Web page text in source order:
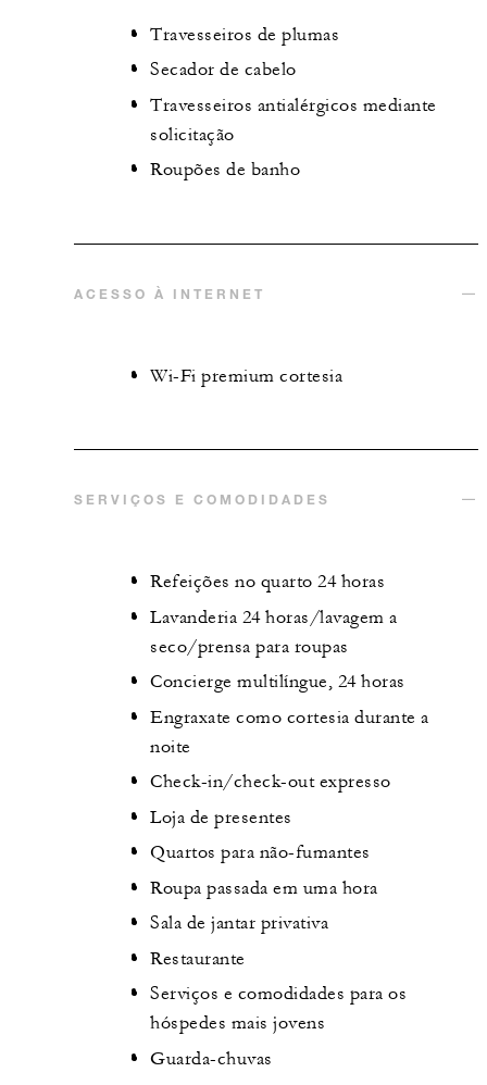
Travesseiros de plumas
Secador de cabelo
Travesseiros antialérgicos mediante
solicitação
Roupões de banho
ACESSO À INTERNET
Wi-Fi premium cortesia
SERVIÇOS E COMODIDADES
Refeições no quarto 24 horas
Lavanderia 24 horas/lavagem a
seco/prensa para roupas
Concierge multilíngue, 24 horas
Engraxate como cortesia durante a
noite
Check-in/check-out expresso
Loja de presentes
Quartos para não-fumantes
Roupa passada em uma hora
Sala de jantar privativa
Restaurante
Serviços e comodidades para os
hóspedes mais jovens
Guarda-chuvas